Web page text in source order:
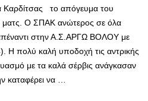
Καρδίτσας το απόγευμα του
ματς. Ο ΣΠΑΚ ανώτερος σε όλα
στην Α.Σ.ΑΡΓΩ ΒΟΛΟΥ με
Η πολύ καλή υποδοχή τις αντρικής
με τα καλά σέρβις ανάγκασαν
καταφέρει να …